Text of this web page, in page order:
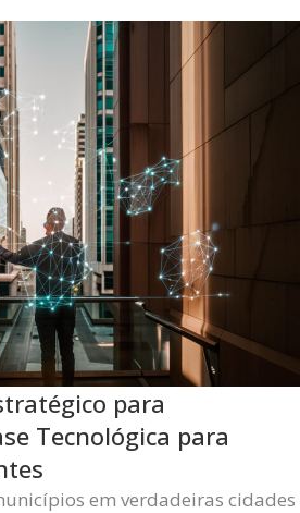
para
Tecnológica para
em verdadeiras cidades